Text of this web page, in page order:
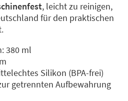
, leicht zu reinigen,
für den praktischen
380 ml
Silikon (BPA-frei)
getrennten Aufbewahrung